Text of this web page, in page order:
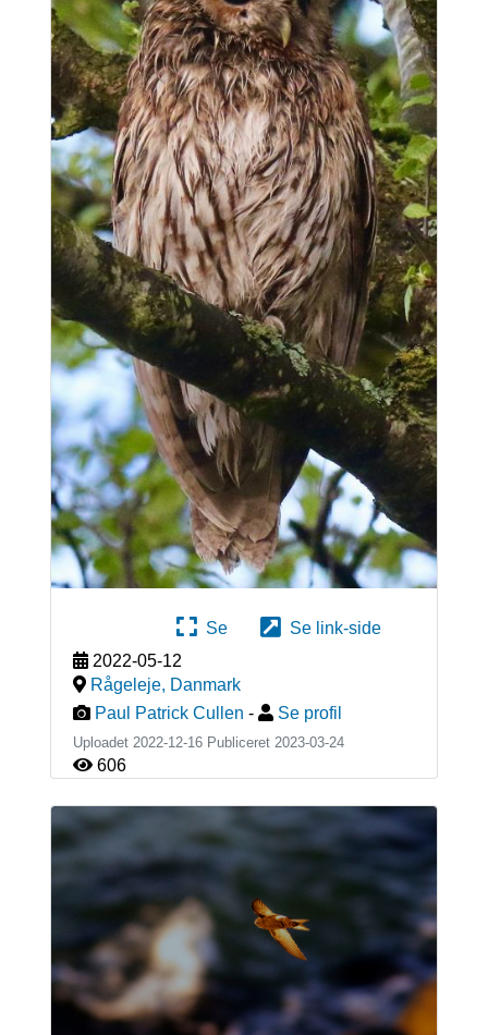
Se
Se link-side
2022-05-12
Rågeleje, Danmark
Paul Patrick Cullen - Se profil
Uploadet 2022-12-16 Publiceret 2023-03-24
606